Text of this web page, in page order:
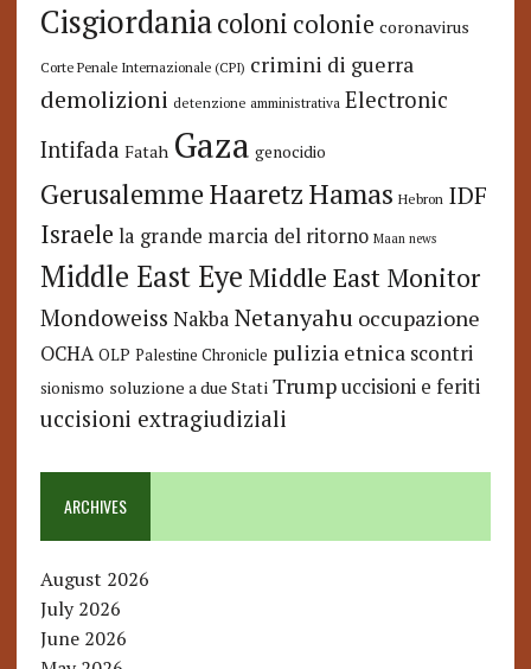
Cisgiordaniacoloni colonie coronavirus
Corte Penale Internazionale (CPI) crimini di guerra
demolizioni detenzione amministrativa Electronic
Intifada Fatah Gaza genocidio
GerusalemmeHaaretzHamas Hebron IDF
Israele la grande marcia del ritorno Maan news
Middle East Eye Middle East Monitor
Mondoweiss Nakba Netanyahu occupazione
OCHA OLP Palestine Chronicle pulizia etnica scontri
sionismo soluzione a due Stati Trump uccisioni e feriti
uccisioni extragiudiziali
ARCHIVES
August 2026
July 2026
June 2026